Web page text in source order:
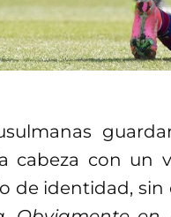
cabeza con un
de identidad, sin